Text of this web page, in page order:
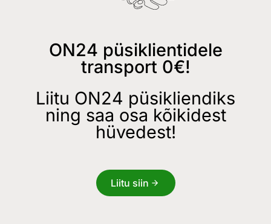
ON24 püsiklientidele
transport 0€!
Liitu ON24 püsikliendiks
ning saa osa kõikidest
hüvedest!
Liitu siin